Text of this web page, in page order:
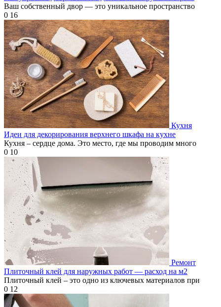
Ваш собственный двор — это уникальное пространство
0 16
Кухня
Идеи для декорирования верхнего шкафа на кухне
Кухня – сердце дома. Это место, где мы проводим много
0 10
Ремонт
Плиточный клей для наружных работ — расход на м2
Плиточный клей – это одно из ключевых материалов при
0 12